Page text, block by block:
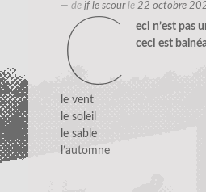
— de jf le scourle 22 octobre
c
eci n’est pas
ceci est
le vent
le soleil
le sable
l’automne